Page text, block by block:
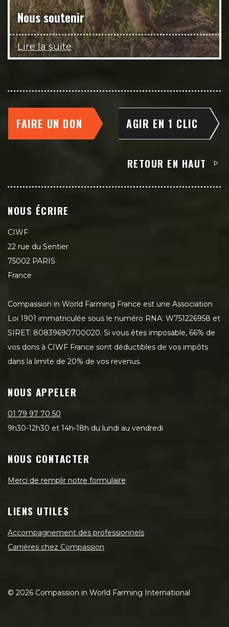
Nous soutenir
Lire la suite
FAIRE UN DON AGIR EN 1 CLIC
RETOUR EN HAUT
NOUS ÉCRIRE
CIWF
22 rue du Sentier
75002 PARIS
France
Compassion in World Farming France est une Association
Loi 1901 immatriculée sous le numéro RNA: W751226958 et
SIRET: 80839690700020. Si vous êtes imposable, 66% de
vos dons à CIWF France sont déductibles de vos impôts
dans la limite de 20% de vos revenus.
NOUS APPELER
01 79 97 70 50
9h30-12h30 et 14h-18h du lundi au vendredi
NOUS CONTACTER
Merci de remplir notre formulaire
LIENS UTILES
Accompagnement des professionnels
Carrières chez Compassion
© 2026 Compassion in World Farming International